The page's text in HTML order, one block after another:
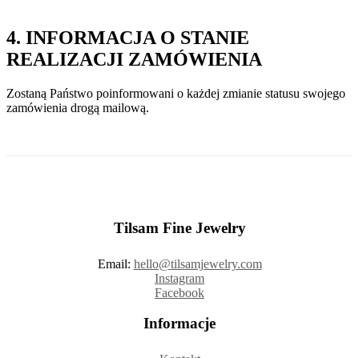
4. INFORMACJA O STANIE
REALIZACJI ZAMÓWIENIA
Zostaną Państwo poinformowani o każdej zmianie statusu swojego
zamówienia drogą mailową.
Tilsam Fine Jewelry
Email: hello@tilsamjewelry.com
Instagram
Facebook
Informacje